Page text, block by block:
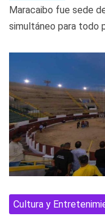
Maracaibo fue sede
simultáneo para todo
Cultura y